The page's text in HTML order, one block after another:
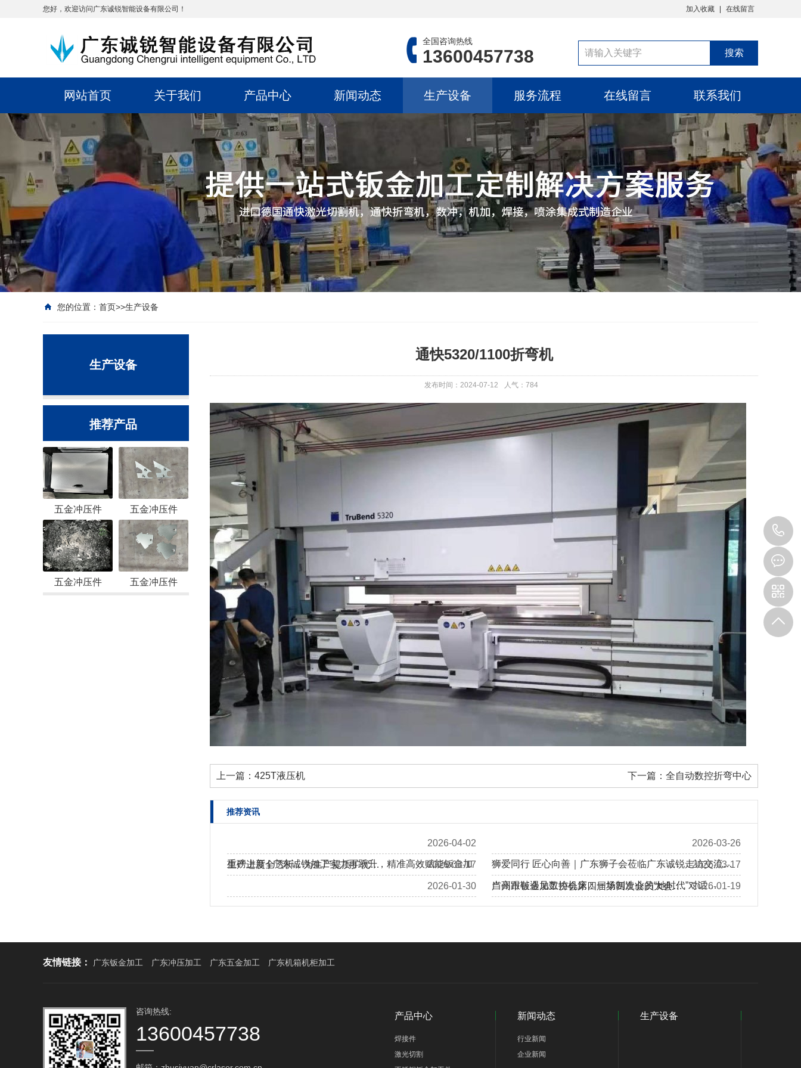
您好，欢迎访问广东诚锐智能设备有限公司！ 加入收藏 在线留言
全国咨询热线
13600457738
网站首页 关于我们 产品中心 新闻动态 生产设备 服务流程 在线留言 联系我们
您的位置： 首页>>生产设备
生产设备
推荐产品
五金冲压件 五金冲压件
五金冲压件 五金冲压件
通快5320/1100折弯机
发布时间：2024-07-12 人气： 784
上一篇： 425T液压机 下一篇： 全自动数控折弯中心
推荐资讯
2026-04-02
重磅上新 | 广东诚锐加工实力再跃升，精准高效赋能钣金加
2026-03-26
狮爱同行 匠心向善｜广东狮子会莅临广东诚锐走访交流…
2026-03-17
生产进度全透析，为生产提质扩优… 2026-03-17
当高跟鞋遇见数控机床：一场制造业的“她时代”对话…
2026-01-30
热烈欢迎加拿大客户Eric、Alan莅临我司工厂回访考察…
2026-01-19
广州市钣金加工协会第四届第四次会员大会…
友情链接： 广东钣金加工 广东冲压加工 广东五金加工 广东机箱机柜加工
咨询热线:
13600457738
产品中心
焊接件
激光切割
新闻动态
行业新闻
企业新闻
生产设备